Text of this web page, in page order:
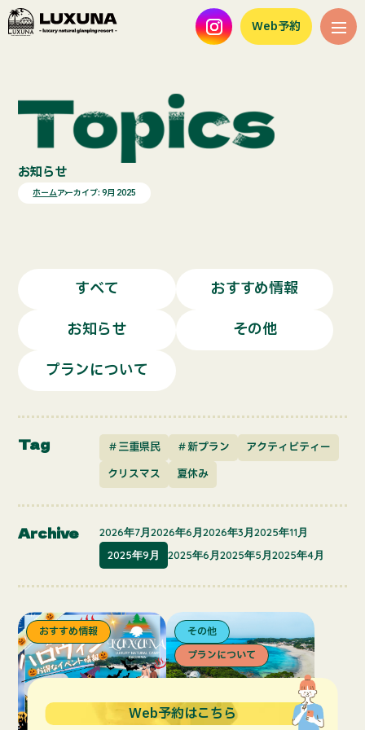
Web予約
お知らせ
ホームアーカイブ: 9月 2025
すべて
おすすめ情報
お知らせ
その他
プランについて
Tag ＃三重県民 ＃新プラン
アクティビティー
クリスマス
夏休み
Archive 2026年7月2026年6月2026年3月2025年11月
2025年9月
2025年6月2025年5月2025年4月
おすすめ情報
2025.09.9
その他
プランについて
Web予約はこちら